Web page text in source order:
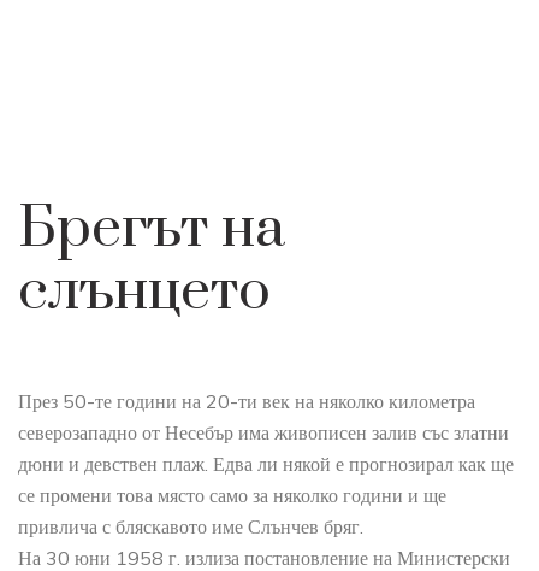
Брегът на
слънцето
През 50-те години на 20-ти век на няколко километра
северозападно от Несебър има живописен залив със златни
дюни и девствен плаж. Едва ли някой е прогнозирал как ще
се промени това място само за няколко години и ще
привлича с бляскавото име Слънчев бряг.
На 30 юни 1958 г. излиза постановление на Министерски